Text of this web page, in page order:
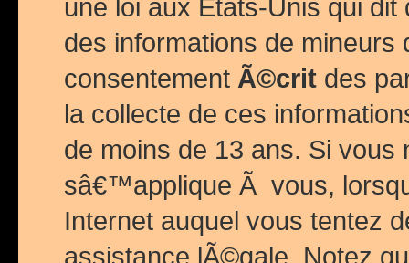
une loi aux Etats-Unis qui
des informations de mineurs
consentement Ã©crit des
la collecte de ces
de moins de 13 ans. Si
sâ€™applique Ã vous,
Internet auquel vous tentez
assistance lÃ©gale. Notez